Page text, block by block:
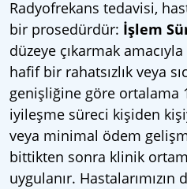
Radyofrekans tedavisi,
bir prosedürdür: İşlem
düzeye çıkarmak
hafif bir rahatsızlık veya
genişliğine göre ortalama
iyileşme süreci kişiden
veya minimal ödem
bittikten sonra klinik
uygulanır.